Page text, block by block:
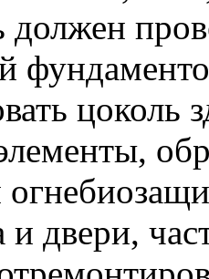
должен
цоколь
и двери,